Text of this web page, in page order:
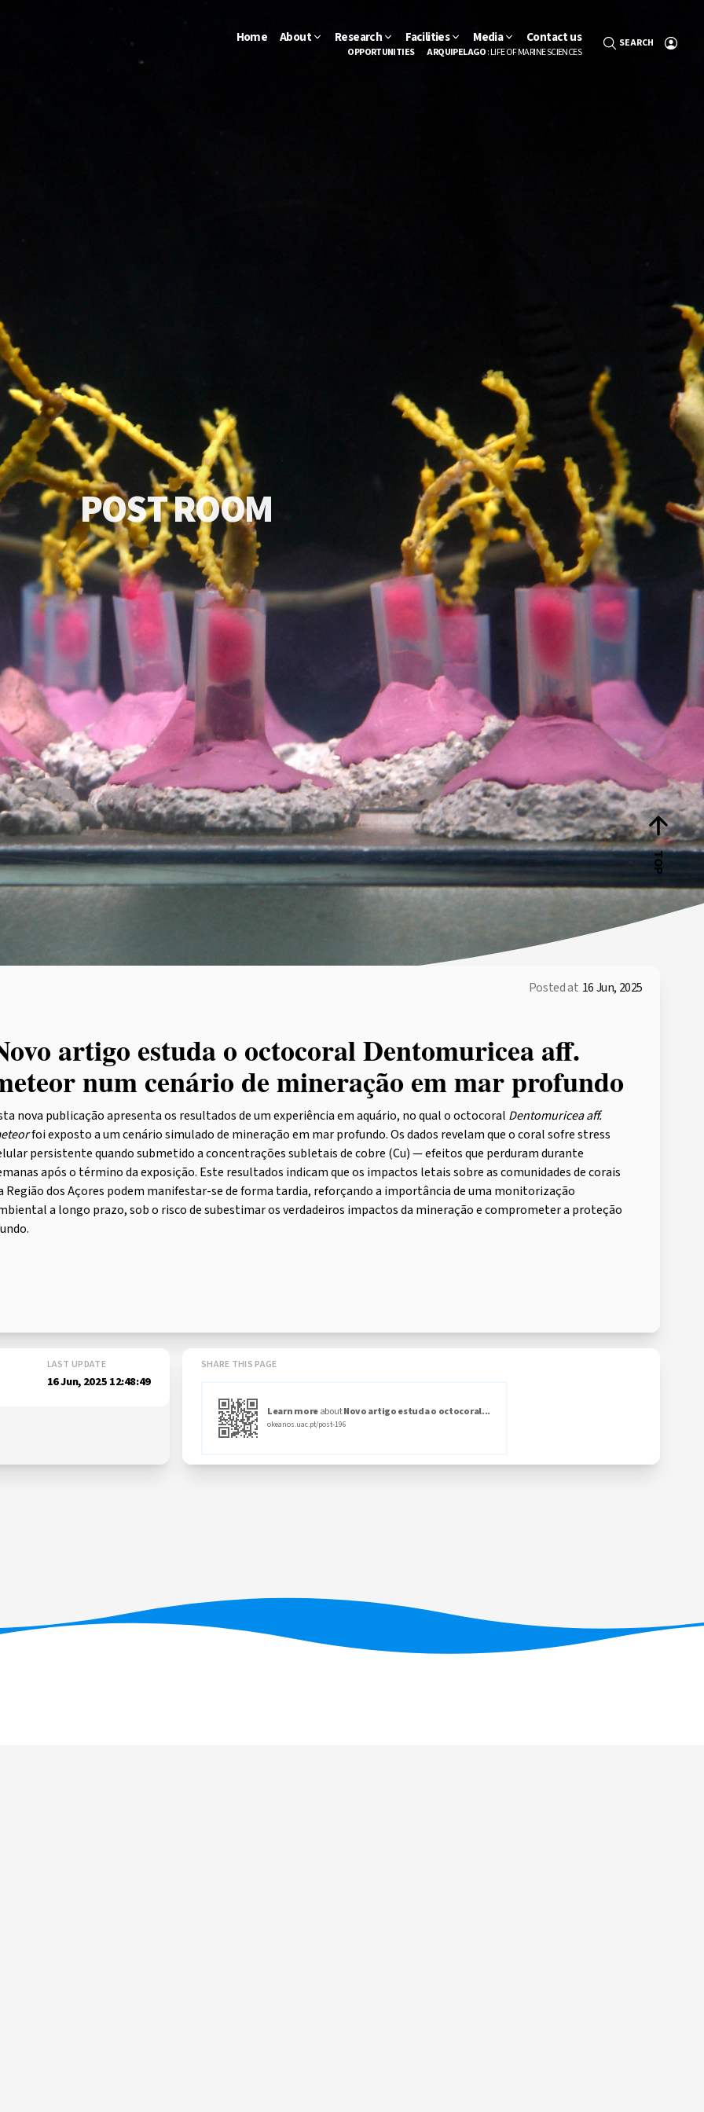
Home About Research Facilities Media Contact us
OPPORTUNITIES ARQUIPELAGO: LIFE OF MARINE SCIENCES
SEARCH
POSTROOM
Posted at 16 Jun, 2025
artigo estuda o octocoral Dentomuricea aff.
num cenário de mineração em mar profundo
nova publicação apresenta os resultados de um experiência em aquário, no qual o octocoral Dentomuricea aff.
foi exposto a um cenário simulado de mineração em mar profundo. Os dados revelam que o coral sofre stress
persistente quando submetido a concentrações subletais de cobre (Cu) — efeitos que perduram durante
após o término da exposição. Este resultados indicam que os impactos letais sobre as comunidades de corais
Região dos Açores podem manifestar-se de forma tardia, reforçando a importância de uma monitorização
a longo prazo, sob o risco de subestimar os verdadeiros impactos da mineração e comprometer a proteção
LAST UPDATE
16 Jun, 2025 12:48:49
SHARE THIS PAGE
Learn moreaboutNovo artigo estuda o octocoral...
okeanos.uac.pt/post-196
TOP